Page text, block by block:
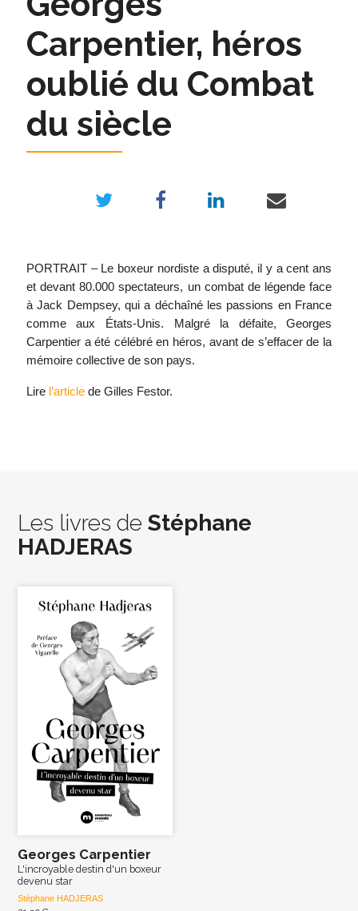
Carpentier, héros
oublié du Combat
du siècle
PORTRAIT –Le boxeur nordiste a disputé, il y a cent ans
et devant 80.000 spectateurs, un combat de légende face
à Jack Dempsey, qui a déchaîné les passions en France
comme aux États-Unis. Malgré la défaite, Georges
Carpentier a été célébré en héros, avant de s’effacer de la
mémoire collective de son pays.
Lire l’articlede Gilles Festor.
Les livres deStéphane
HADJERAS
Georges Carpentier
L'incroyable destin d'un boxeur
devenu star
Stéphane HADJERAS